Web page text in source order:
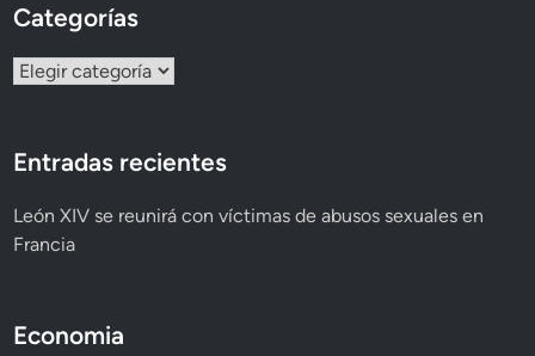
Categorías
Categorías
Entradas recientes
León XIV se reunirá con víctimas de abusos sexuales en
Francia
Economia